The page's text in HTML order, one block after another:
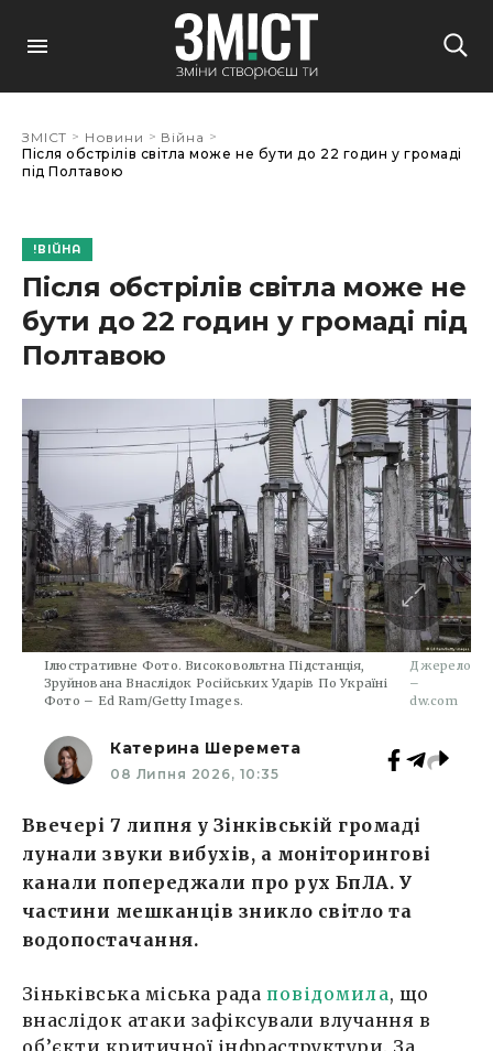
ЗМІСТ > Новини > Війна >
Після обстрілів світла може не бути до 22 годин у громаді
під Полтавою
ВІЙНА
Після обстрілів світла може не
бути до 22 годин у громаді під
Полтавою
Ілюстративне Фото. Високовольтна Підстанція,
Зруйнована Внаслідок Російських Ударів По Україні
Фото – Ed Ram/Getty Images.
Джерело
–
dw.com
Катерина Шеремета
08 Липня 2026, 10:35
Ввечері 7 липня у Зінківській громаді
лунали звуки вибухів, а моніторингові
канали попереджали про рух БпЛА. У
частини мешканців зникло світло та
водопостачання.
Зіньківська міська рада повідомила, що
внаслідок атаки зафіксували влучання в
об’єкти критичної інфраструктури. За